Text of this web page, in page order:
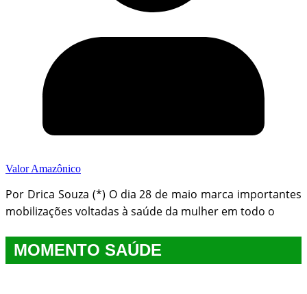
Valor Amazônico
Por Drica Souza (*) O dia 28 de maio marca importantes
mobilizações voltadas à saúde da mulher em todo o
MOMENTO SAÚDE